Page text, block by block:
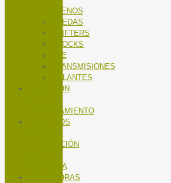
FRENOS
RUEDAS
SHIFTERS
SHOCKS
TEE
TRANSMISIONES
VOLANTES
NUTRICIÓN
ENTRENAMIENTO
SERVICIOS
MANTENCIÓN
BICICLETA
TROTADORAS